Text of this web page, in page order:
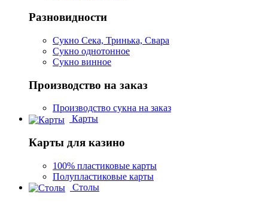
Разновидности
Сукно Сека, Тринька, Свара
Сукно однотонное
Сукно винное
Производство на заказ
Производство сукна на заказ
Карты
Карты для казино
100% пластиковые карты
Полупластиковые карты
Столы